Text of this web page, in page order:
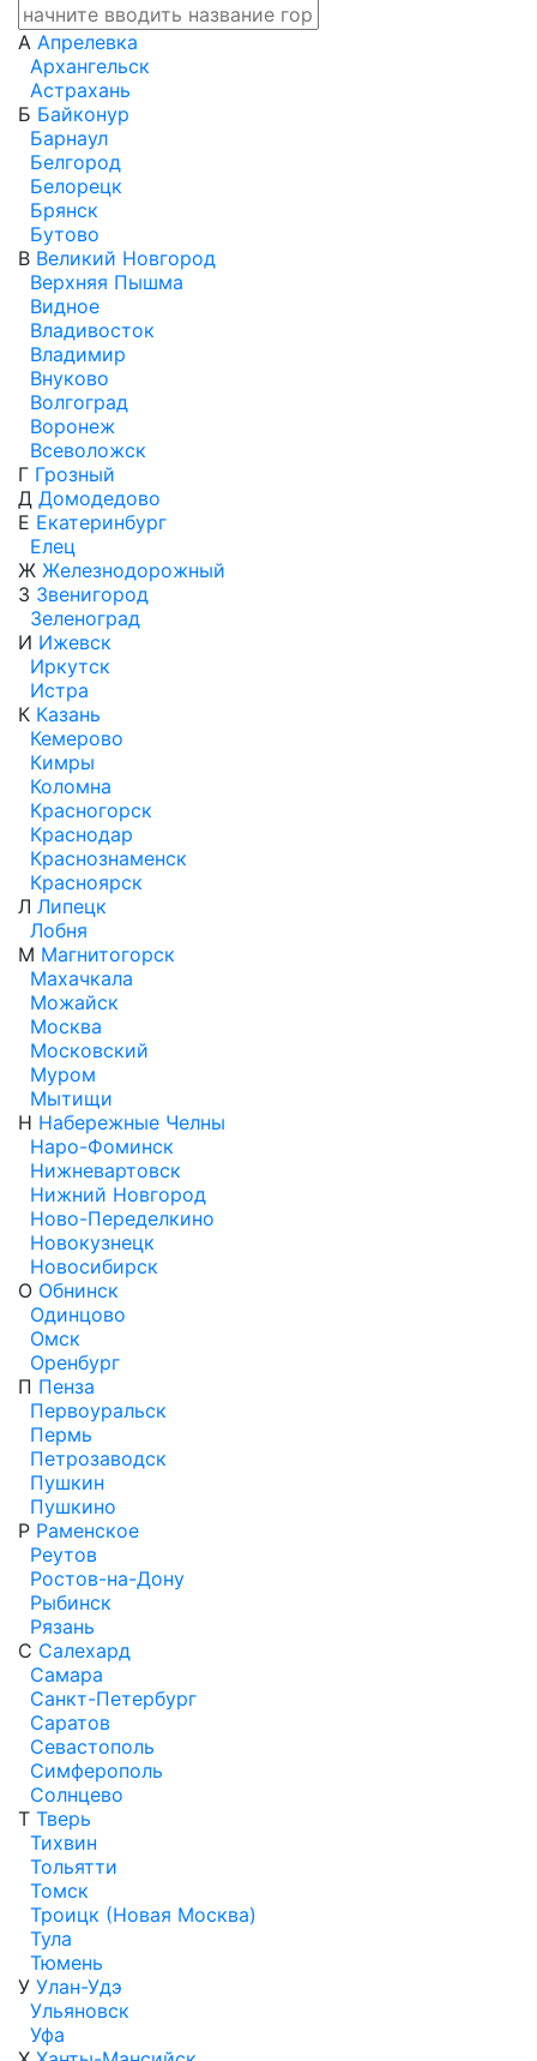
А Апрелевка
Архангельск
Астрахань
Б Байконур
Барнаул
Белгород
Белорецк
Брянск
Бутово
В Великий Новгород
Верхняя Пышма
Видное
Владивосток
Владимир
Внуково
Волгоград
Воронеж
Всеволожск
Г Грозный
Д Домодедово
Е Екатеринбург
Елец
Ж Железнодорожный
З Звенигород
Зеленоград
И Ижевск
Иркутск
Истра
К Казань
Кемерово
Кимры
Коломна
Красногорск
Краснодар
Краснознаменск
Красноярск
Л Липецк
Лобня
М Магнитогорск
Махачкала
Можайск
Москва
Московский
Муром
Мытищи
Н Набережные Челны
Наро-Фоминск
Нижневартовск
Нижний Новгород
Ново-Переделкино
Новокузнецк
Новосибирск
О Обнинск
Одинцово
Омск
Оренбург
П Пенза
Первоуральск
Пермь
Петрозаводск
Пушкин
Пушкино
Р Раменское
Реутов
Ростов-на-Дону
Рыбинск
Рязань
С Салехард
Самара
Санкт-Петербург
Саратов
Севастополь
Симферополь
Солнцево
Т Тверь
Тихвин
Тольятти
Томск
Троицк (Новая Москва)
Тула
Тюмень
У Улан-Удэ
Ульяновск
Уфа